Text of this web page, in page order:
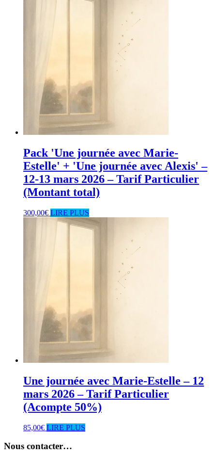
Pack 'Une journée avec Marie-
Estelle' + 'Une journée avec Alexis' –
12-13 mars 2026 – Tarif Particulier
(Montant total)
300,00€ LIRE PLUS
Une journée avec Marie-Estelle – 12
mars 2026 – Tarif Particulier
(Acompte 50%)
85,00€ LIRE PLUS
Nous contacter…